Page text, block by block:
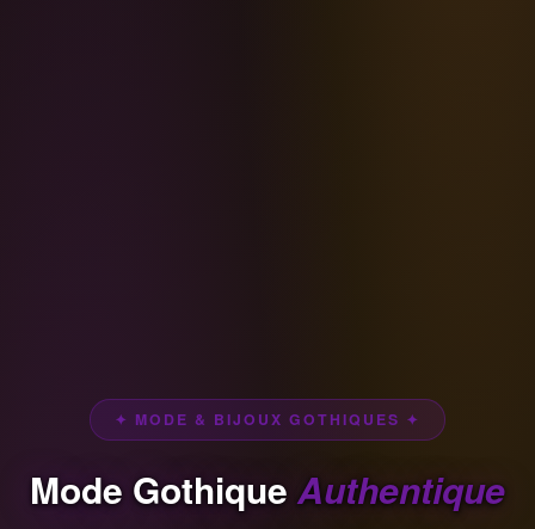
✦ MODE & BIJOUX GOTHIQUES ✦
Mode Gothique Authentique